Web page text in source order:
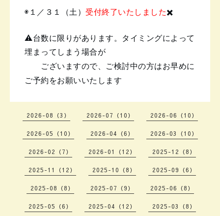
◉１／３１（土） 受付終了いたしました✖️
⚠️台数に限りがあります。タイミングによって
埋まってしまう場合が
ございますので、ご検討中の方はお早めに
ご予約をお願いいたします
2026-08（3） 2026-07（10） 2026-06（10）
2026-05（10） 2026-04（6） 2026-03（10）
2026-02（7） 2026-01（12） 2025-12（8）
2025-11（12） 2025-10（8） 2025-09（6）
2025-08（8） 2025-07（9） 2025-06（8）
2025-05（6） 2025-04（12） 2025-03（8）